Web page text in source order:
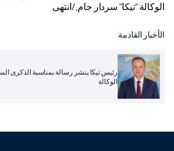
الوكالة "تيكا" سردار جام./انتهى
الأخبار القادمة
الوكالة